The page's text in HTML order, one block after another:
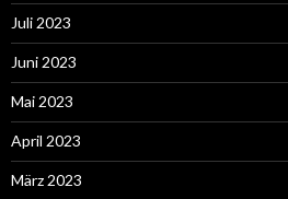
Juli 2023
Juni 2023
Mai 2023
April 2023
März 2023